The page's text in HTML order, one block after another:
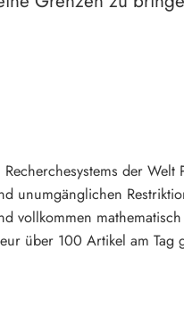
der
unumgänglichen
vollkommen
über 100 Artikel am